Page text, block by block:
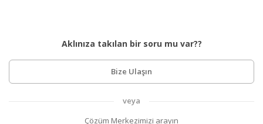
Aklınıza takılan bir soru mu var??
Bize Ulaşın
veya
Çözüm Merkezimizi arayın